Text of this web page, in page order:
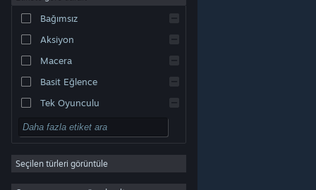
© Valve Corporation. Tüm hakları saklıdır. Tüm ticari
markalar, ABD ve diğer ülkelerde ilgili sahiplerinin
mülkiyetindedir.Gizlilik Politikası|Yasal Bilgi|
Erişilebilirlik|Steam Abonelik Sözleşmesi
Çerezler
Kastilya İspanyolcası
Latin Amerika İspanyolcası
Bağımsız
Aksiyon
Macera
Basit Eğlence
Tek Oyunculu
Simülasyon
RYO
Strateji
2D
Seçilen türleri görüntüle